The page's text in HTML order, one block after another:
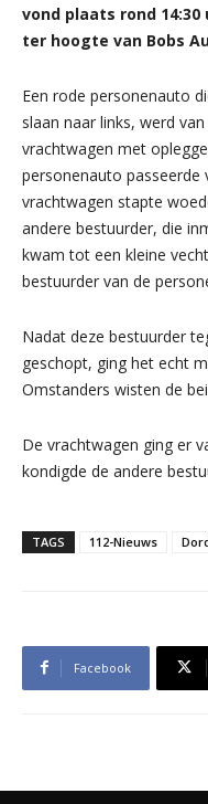
vond plaats rond
ter hoogte van Bobs
Een rode personenauto
slaan naar links, werd
vrachtwagen met
personenauto passeerde
vrachtwagen stapte
andere bestuurder, die
kwam tot een kleine
bestuurder van de
Nadat deze bestuurder
geschopt, ging het echt
Omstanders wisten de
De vrachtwagen ging er
kondigde de andere
TAGS 112-Nieuws
Facebook